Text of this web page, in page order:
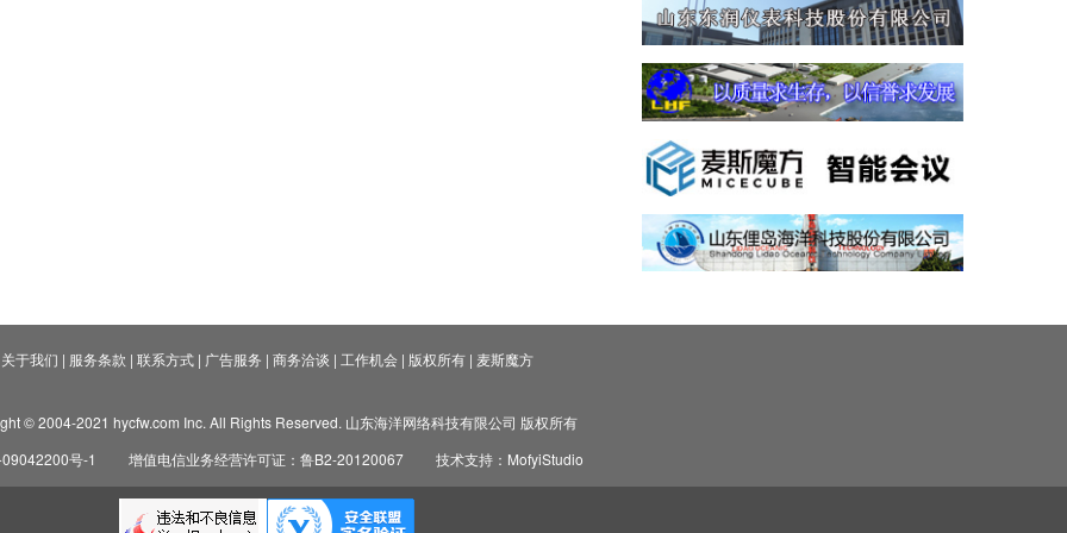
关于我们 | 服务条款 | 联系方式| 广告服务 | 商务洽谈 | 工作机会| 版权所有| 麦斯魔方
© 2004-2021 hycfw.com Inc. All Rights Reserved. 山东海洋网络科技有限公司 版权所有
号-1
增值电信业务经营许可证：鲁B2-20120067 技术支持：MofyiStudio